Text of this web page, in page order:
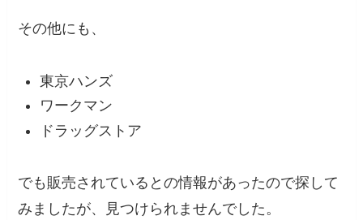
その他にも、
東京ハンズ
ワークマン
ドラッグストア
でも販売されているとの情報があったので探して
みましたが、見つけられませんでした。